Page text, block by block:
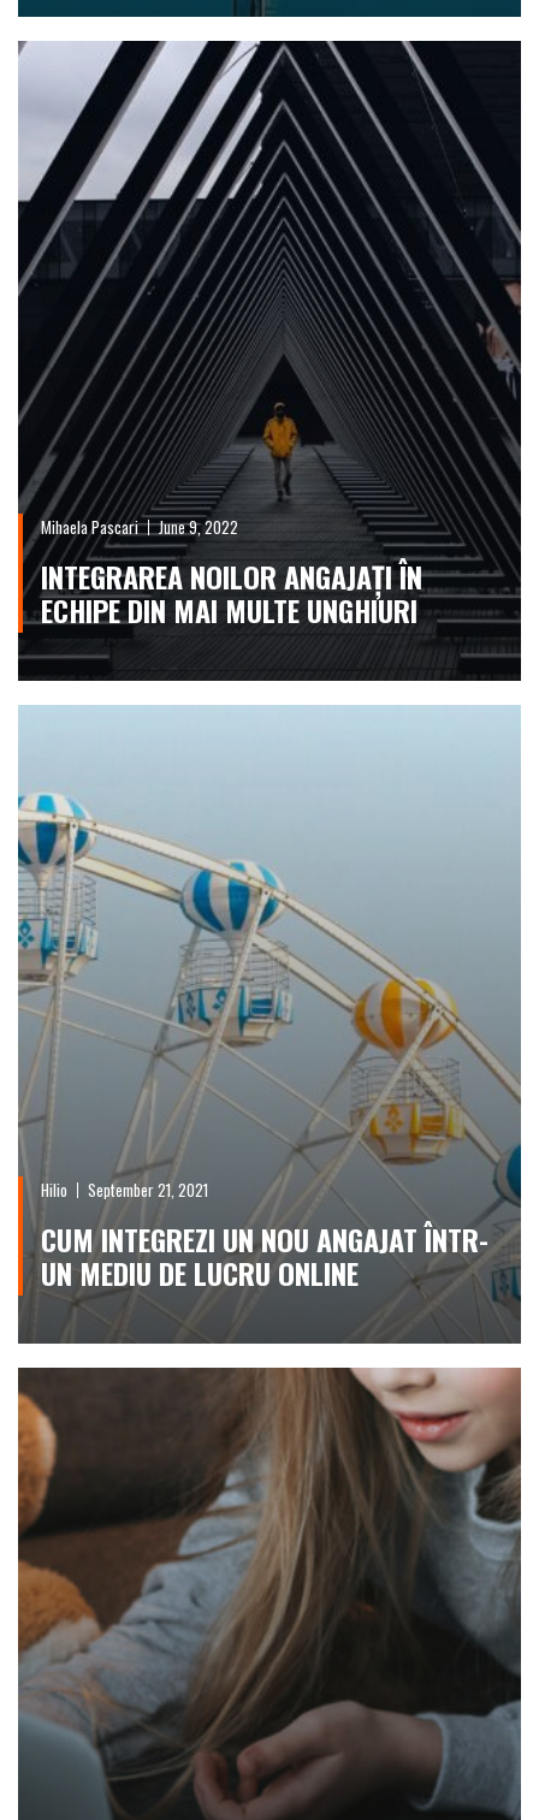
Mihaela Pascari June 9, 2022
INTEGRAREA NOILOR ANGAJAȚI ÎN
ECHIPE DIN MAI MULTE UNGHIURI
Hilio September 21, 2021
CUM INTEGREZI UN NOU ANGAJAT ÎNTR-
UN MEDIU DE LUCRU ONLINE